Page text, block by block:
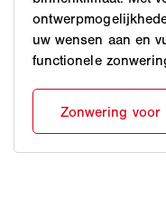
uw wensen aan en
functionele